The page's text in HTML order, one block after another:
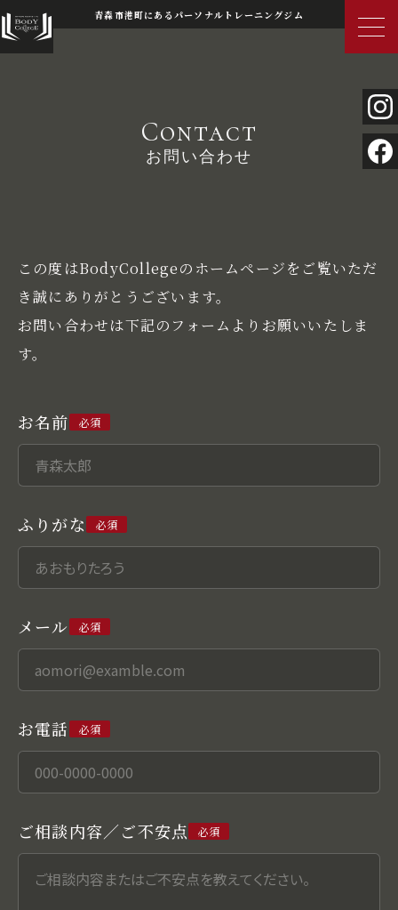
青森市港町にあるパーソナルトレーニングジム
Contact
お問い合わせ
この度はBodyCollegeのホームページをご覧いただ
き誠にありがとうございます。
お問い合わせは下記のフォームよりお願いいたしま
す。
お名前 必須
ふりがな 必須
メール 必須
お電話 必須
ご相談内容／ご不安点 必須